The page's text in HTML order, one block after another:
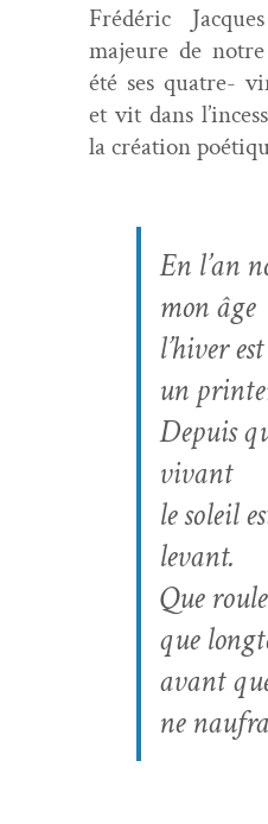
Frédéric
majeure de
été ses qua­tre-
et vit dans
la créa­tion
En l’an
mon âge
l’hiver
un
Depuis
vivant
le soleil
levant.
Que
que
avant
ne